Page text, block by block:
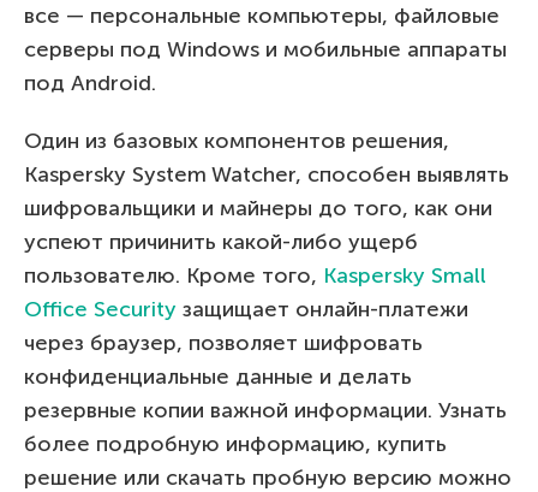
все — персональные компьютеры, файловые
серверы под Windows и мобильные аппараты
под Android.
Один из базовых компонентов решения,
Kaspersky System Watcher, способен выявлять
шифровальщики и майнеры до того, как они
успеют причинить какой-либо ущерб
пользователю. Кроме того, Kaspersky Small
Office Security защищает онлайн-платежи
через браузер, позволяет шифровать
конфиденциальные данные и делать
резервные копии важной информации. Узнать
более подробную информацию, купить
решение или скачать пробную версию можно